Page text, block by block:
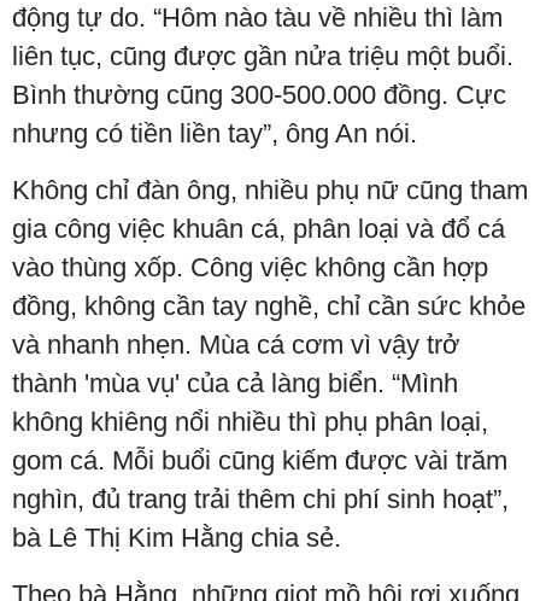
động tự do. “Hôm nào tàu về nhiều thì làm
liên tục, cũng được gần nửa triệu một buổi.
Bình thường cũng 300-500.000 đồng. Cực
nhưng có tiền liền tay”, ông An nói.
Không chỉ đàn ông, nhiều phụ nữ cũng tham
gia công việc khuân cá, phân loại và đổ cá
vào thùng xốp. Công việc không cần hợp
đồng, không cần tay nghề, chỉ cần sức khỏe
và nhanh nhẹn. Mùa cá cơm vì vậy trở
thành 'mùa vụ' của cả làng biển. “Mình
không khiêng nổi nhiều thì phụ phân loại,
gom cá. Mỗi buổi cũng kiếm được vài trăm
nghìn, đủ trang trải thêm chi phí sinh hoạt”,
bà Lê Thị Kim Hằng chia sẻ.
Theo bà Hằng, những giọt mồ hôi rơi xuống